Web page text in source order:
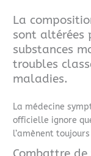
La
sont altérées
substances
troubles
maladies.
La médecine
officielle ignore
l’amènent